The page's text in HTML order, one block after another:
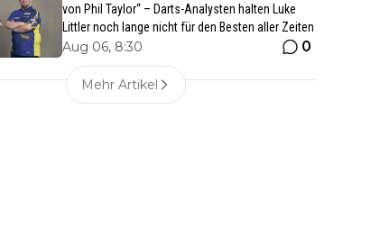
von Phil Taylor“ – Darts-Analysten halten Luke
Littler noch lange nicht für den Besten aller Zeiten
Aug 06, 8:30 0
Mehr Artikel